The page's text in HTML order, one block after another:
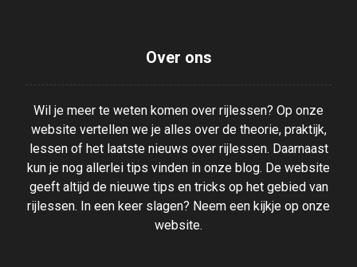
Over ons
Wil je meer te weten komen over rijlessen? Op onze
website vertellen we je alles over de theorie, praktijk,
lessen of het laatste nieuws over rijlessen. Daarnaast
kun je nog allerlei tips vinden in onze blog. De website
geeft altijd de nieuwe tips en tricks op het gebied van
rijlessen. In een keer slagen? Neem een kijkje op onze
website.